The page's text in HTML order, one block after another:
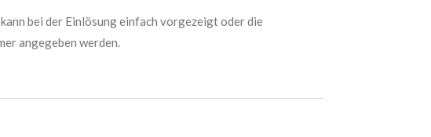
bei der Einlösung einfach vorgezeigt oder die
angegeben werden.